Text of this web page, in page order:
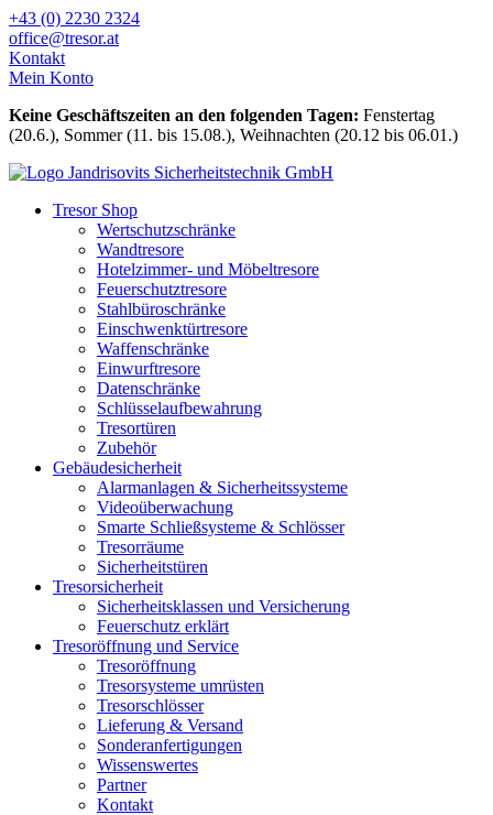
Zum
Inhalt
wechseln
+43 (0) 2230 2324
office@tresor.at
Kontakt
Mein Konto
Keine Geschäftszeiten an den folgenden Tagen: Fenstertag
(20.6.), Sommer (11. bis 15.08.), Weihnachten (20.12 bis 06.01.)
Tresor Shop
Wertschutzschränke
Wandtresore
Hotelzimmer- und Möbeltresore
Feuerschutztresore
Stahlbüroschränke
Einschwenktürtresore
Waffenschränke
Einwurftresore
Datenschränke
Schlüsselaufbewahrung
Tresortüren
Zubehör
Gebäudesicherheit
Alarmanlagen & Sicherheitssysteme
Videoüberwachung
Smarte Schließsysteme & Schlösser
Tresorräume
Sicherheitstüren
Tresorsicherheit
Sicherheitsklassen und Versicherung
Feuerschutz erklärt
Tresoröffnung und Service
Tresoröffnung
Tresorsysteme umrüsten
Tresorschlösser
Lieferung & Versand
Sonderanfertigungen
Wissenswertes
Partner
Kontakt